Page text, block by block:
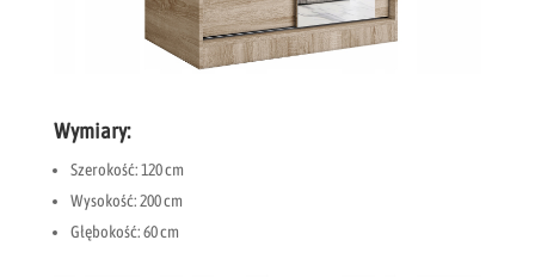
Wymiary:
Szerokość: 120 cm
Wysokość: 200 cm
Głębokość: 60 cm